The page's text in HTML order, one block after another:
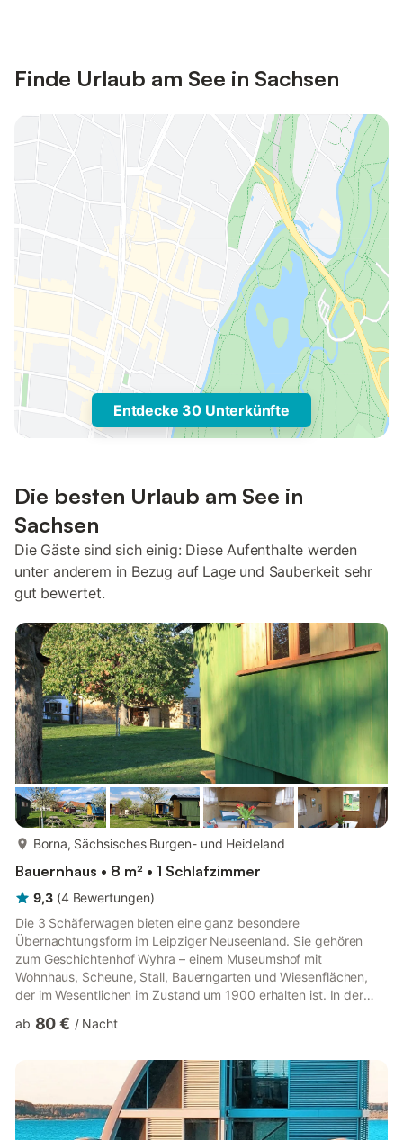
Finde Urlaub am See in Sachsen
Entdecke 30 Unterkünfte
Die besten Urlaub am See in
Sachsen
Die Gäste sind sich einig: Diese Aufenthalte werden
unter anderem in Bezug auf Lage und Sauberkeit sehr
gut bewertet.
Borna, Sächsisches Burgen- und Heideland
Bauernhaus • 8 m² • 1 Schlafzimmer
9,3 (4 Bewertungen)
Die 3 Schäferwagen bieten eine ganz besondere
Übernachtungsform im Leipziger Neuseenland. Sie gehören
zum Geschichtenhof Wyhra – einem Museumshof mit
Wohnhaus, Scheune, Stall, Bauerngarten und Wiesenflächen,
der im Wesentlichen im Zustand um 1900 erhalten ist. In der
ihrem Leben. So taucht der Besucher ein in ein Panorama der
befindet sich ein alter Schäferkarren, der den Schäfern früher
Wetterschutz und die Möglichkeit zur Übernachtung in Feld und
Flur bot. Dieser alte Wagen ...
ab 80 € / Nacht